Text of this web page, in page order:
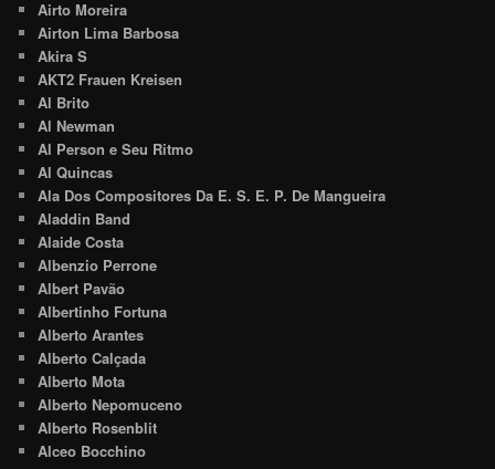
Airto Moreira
Airton Lima Barbosa
Akira S
AKT2 Frauen Kreisen
Al Brito
Al Newman
Al Person e Seu Ritmo
Al Quincas
Ala Dos Compositores Da E. S. E. P. De Mangueira
Aladdin Band
Alaide Costa
Albenzio Perrone
Albert Pavão
Albertinho Fortuna
Alberto Arantes
Alberto Calçada
Alberto Mota
Alberto Nepomuceno
Alberto Rosenblit
Alceo Bocchino